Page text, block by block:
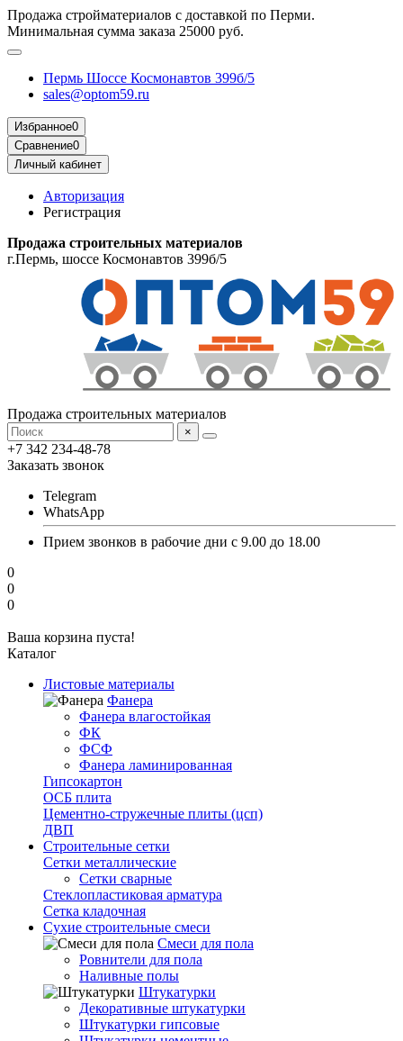
Продажа стройматериалов с доставкой по Перми.
Минимальная сумма заказа 25000 руб.
Пермь Шоссе Космонавтов 399б/5
sales@optom59.ru
Избранное0
Сравнение0
Личный кабинет
Авторизация
Регистрация
Продажа строительных материалов
г.Пермь, шоссе Космонавтов 399б/5
Продажа строительных материалов
×
+7 342 234-48-78
Заказать звонок
Telegram
WhatsApp
Прием звонков в рабочие дни с 9.00 до 18.00
0
0
0
Ваша корзина пуста!
Каталог
Листовые материалы
Фанера
Фанера влагостойкая
ФК
ФСФ
Фанера ламинированная
Гипсокартон
ОСБ плита
Цементно-стружечные плиты (цсп)
ДВП
Строительные сетки
Сетки металлические
Сетки сварные
Стеклопластиковая арматура
Сетка кладочная
Сухие строительные смеси
Смеси для пола
Ровнители для пола
Наливные полы
Штукатурки
Декоративные штукатурки
Штукатурки гипсовые